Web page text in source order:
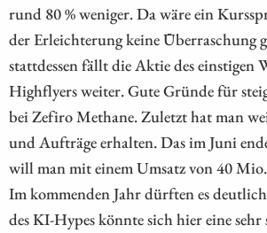
rund 80 % weniger. Da wäre ein
der Erleichterung keine Überraschung
stattdessen fällt die Aktie des einstigen
Highflyers weiter. Gute Gründe für
bei Zefiro Methane. Zuletzt hat man
und Aufträge erhalten. Das im Juni
will man mit einem Umsatz von 40
Im kommenden Jahr dürften es
des KI-Hypes könnte sich hier eine sehr